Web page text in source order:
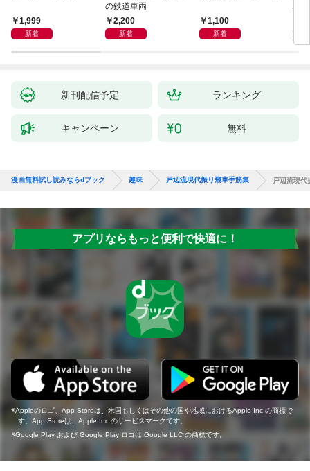
1,999
新着
の鉄道車両
2,200
新着
1,100
新着
ハ
新刊配信予定 ランキング
キャンペーン 無料
漫画無料試し読みならdブック 趣味 戸辺流現代振り飛車手筋集 戸辺流現代
アプリならもっと便利で快適に！
Appleのロゴ、App Storeは、米国もしくはその他の国や地域におけるApple Inc.の商標で
す。App Storeは、Apple Inc.のサービスマークです。
Google Play および Google Play ロゴは Google LLC の商標です。